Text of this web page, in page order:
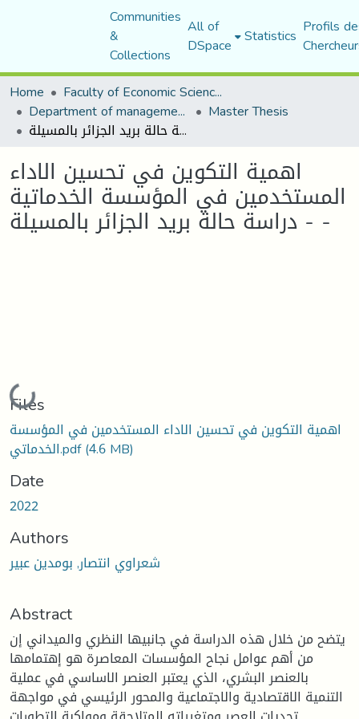
Communities
&
Collections
All of
DSpace Statistics Profils
Home
Faculty of Economic Sciences, Commerce and Management Sciences
Department of management sciences Master Thesis
اهمية التكوين في تحسين الاداء المستخدمين في المؤسسة الخدماتية - دراسة حالة بريد الجزائر بالمسيلة -
اهمية التكوين في تحسين الاداء
المستخدمين في المؤسسة الخدماتية
- دراسة حالة بريد الجزائر بالمسيلة -
Loading...
Files
اهمية التكوين في تحسين الاداء المستخدمين في المؤسسة
الخدماتي.pdf(4.6 MB)
Date
2022
Authors
شعراوي انتصار, بومدين عبير
Abstract
يتضح من خلال هذه الدراسة في جانبيها النظري والميداني إن
من أهم عوامل نجاح المؤسسات المعاصرة هو إهتمامها
بالعنصر البشري، الذي يعتبر العنصر الاساسي في عملية
التنمية الاقتصادية والاجتماعية والمحور الرئيسي في مواجهة